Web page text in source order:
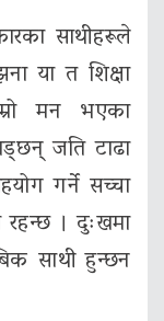
साथीहरूले
या त शिक्षा
मन भएका
जति टाढा
गर्ने सच्चा
। दुःखमा
साथी हुन्छन